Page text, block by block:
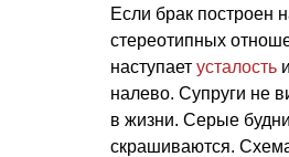
Если брак построен
стереотипных
наступает усталость
налево. Супруги не
в жизни. Серые
скрашиваются.